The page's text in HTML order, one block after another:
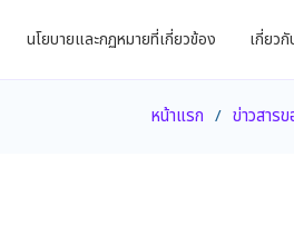
นโยบายและกฏหมายที่เกี่ยวข้อง เกี่ยว
หน้าแรก ข่าวสาร